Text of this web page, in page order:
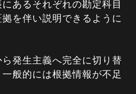
るそれぞれの勘定科目
を伴い説明できるように
生主義へ完全に切り替
般的には根拠情報が不足